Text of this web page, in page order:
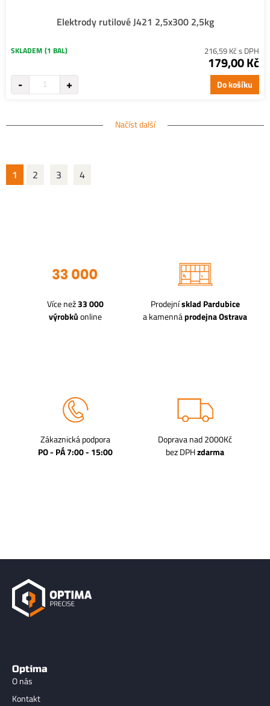
Elektrody rutilové J421 2,5x300 2,5kg
SKLADEM (1 BAL) 216,59 Kč s DPH
179,00 Kč
Do košíku
Načíst další
1 2 3 4
Více než33 000
výrobkůonline
Prodejnísklad Pardubice
a kamennáprodejna Ostrava
Zákaznická podpora
PO - PÁ 7:00 - 15:00
Doprava nad 2000Kč
bez DPHzdarma
Optima
O nás
Kontakt